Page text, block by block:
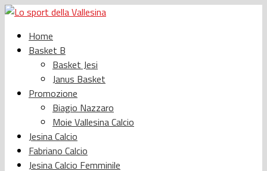
Home
Basket B
Basket Jesi
Janus Basket
Promozione
Biagio Nazzaro
Moie Vallesina Calcio
Jesina Calcio
Fabriano Calcio
Jesina Calcio Femminile